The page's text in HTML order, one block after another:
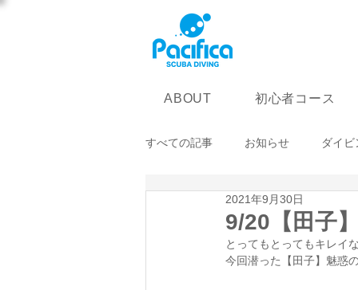
ABOUT 初心者コース
すべての記事 お知らせ ダイ
9/20【田子
2021年9月30日
とってもとってもキレイ
今回潜った【田子】魅惑